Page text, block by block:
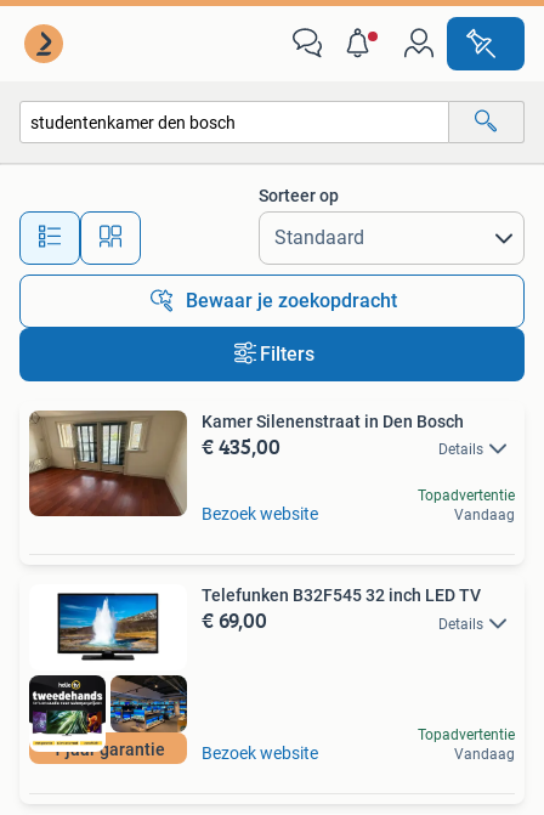
Alle afstanden…
Sorteer op
Bewaar je zoekopdracht
Filters
Kamer Silenenstraat in Den Bosch
€ 435,00 Details
Bezoek website
Topadvertentie
Vandaag
1 jaar garantie
Telefunken B32F545 32 inch LED TV
€ 69,00 Details
Bezoek website
Topadvertentie
Vandaag